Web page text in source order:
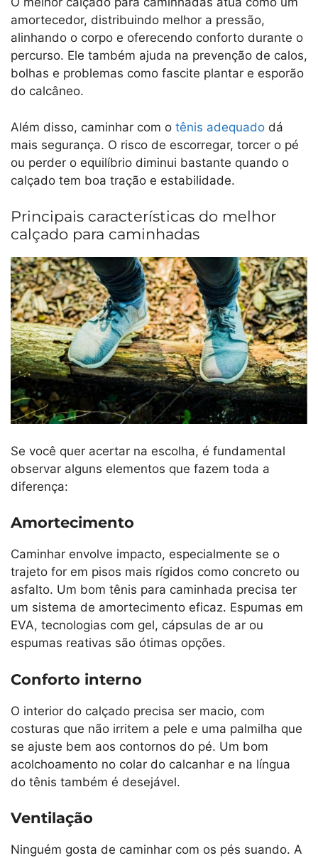
amortecedor, distribuindo melhor a pressão,
alinhando o corpo e oferecendo conforto durante o
percurso. Ele também ajuda na prevenção de calos,
bolhas e problemas como fascite plantar e esporão
do calcâneo.
Além disso, caminhar com o tênis adequado dá
mais segurança. O risco de escorregar, torcer o pé
ou perder o equilíbrio diminui bastante quando o
calçado tem boa tração e estabilidade.
Principais características do melhor
calçado para caminhadas
Se você quer acertar na escolha, é fundamental
observar alguns elementos que fazem toda a
diferença:
Amortecimento
Caminhar envolve impacto, especialmente se o
trajeto for em pisos mais rígidos como concreto ou
asfalto. Um bom tênis para caminhada precisa ter
um sistema de amortecimento eficaz. Espumas em
EVA, tecnologias com gel, cápsulas de ar ou
espumas reativas são ótimas opções.
Conforto interno
O interior do calçado precisa ser macio, com
costuras que não irritem a pele e uma palmilha que
se ajuste bem aos contornos do pé. Um bom
acolchoamento no colar do calcanhar e na língua
do tênis também é desejável.
Ventilação
Ninguém gosta de caminhar com os pés suando. A